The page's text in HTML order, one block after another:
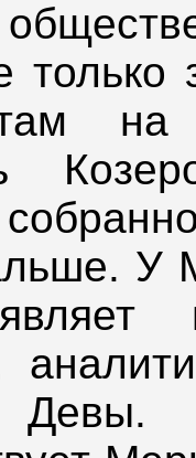
там
У